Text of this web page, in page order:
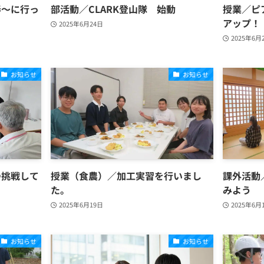
に行っ 部活動／CLARK登山隊 始動
2025年6月24日
授業／ピ
アップ！
2025年6月
お知らせ
戦して
お知らせ
授業（食農）／加工実習を行いまし
た。
2025年6月19日
課外活動
みよう
2025年6月
お知らせ お知らせ